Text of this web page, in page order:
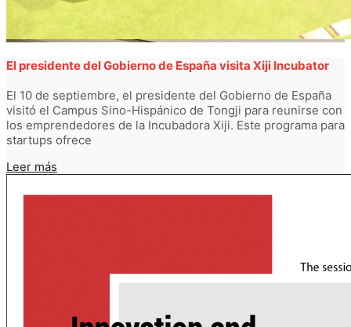
El presidente del Gobierno de España visita Xiji Incubator
El 10 de septiembre, el presidente del Gobierno de España
visitó el Campus Sino-Hispánico de Tongji para reunirse con
los emprendedores de la Incubadora Xiji. Este programa para
startups ofrece
Leer más